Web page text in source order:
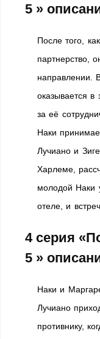
5 »
После того,
партнерство,
направлении.
оказывается в
за её
Наки
Лучиано и
Харлеме,
молодой Наки
отеле, и
4 серия
5 »
Наки и
Лучиано
противнику,